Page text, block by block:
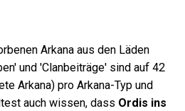
Arkana aus den Läden
und 'Clanbeiträge' sind auf 42
Arkana) pro Arkana-Typ und
auch wissen, dass Ordis ins